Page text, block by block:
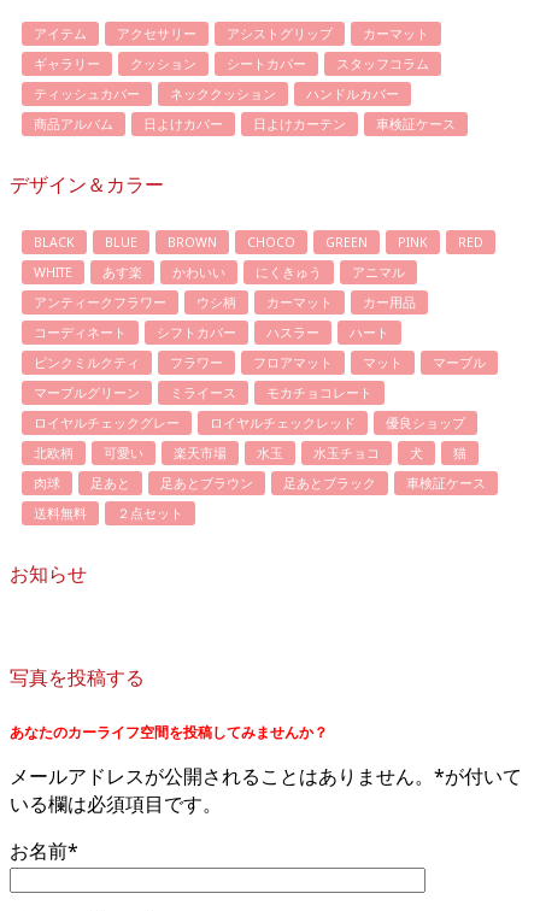
アイテム アクセサリー アシストグリップ
カーマット
ギャラリー
クッション シートカバー
スタッフコラム
ティッシュカバー
ネッククッション
ハンドルカバー
商品アルバム
日よけカバー 日よけカーテン 車検証ケース
デザイン＆カラー
BLACK BLUE BROWN CHOCO GREEN PINK
RED
WHITE
あす楽 かわいい にくきゅう
アニマル
アンティークフラワー
ウシ柄 カーマット
カー用品
コーディネート
シフトカバー ハスラー
ハート
ピンクミルクティ
フラワー フロアマット マット
マーブル
マーブルグリーン
ミライース
モカチョコレート
ロイヤルチェックグレー
ロイヤルチェックレッド
優良ショップ
北欧柄
可愛い 楽天市場 水玉 水玉チョコ 犬
猫
肉球
足あと 足あとブラウン 足あとブラック
車検証ケース
送料無料
２点セット
お知らせ
写真を投稿する
あなたのカーライフ空間を投稿してみませんか？
メールアドレスが公開されることはありません。*が付いて
いる欄は必須項目です。
お名前*